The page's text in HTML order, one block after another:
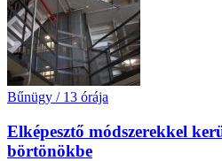
Bűnügy / 13 órája
Elképesztő módszerekkel
börtönökbe